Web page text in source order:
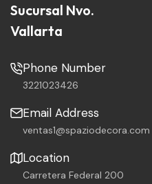
Sucursal Nvo.
Vallarta
Phone Number
3221023426
Email Address
ventas1@spaziodecora.com
Location
Carretera Federal 200